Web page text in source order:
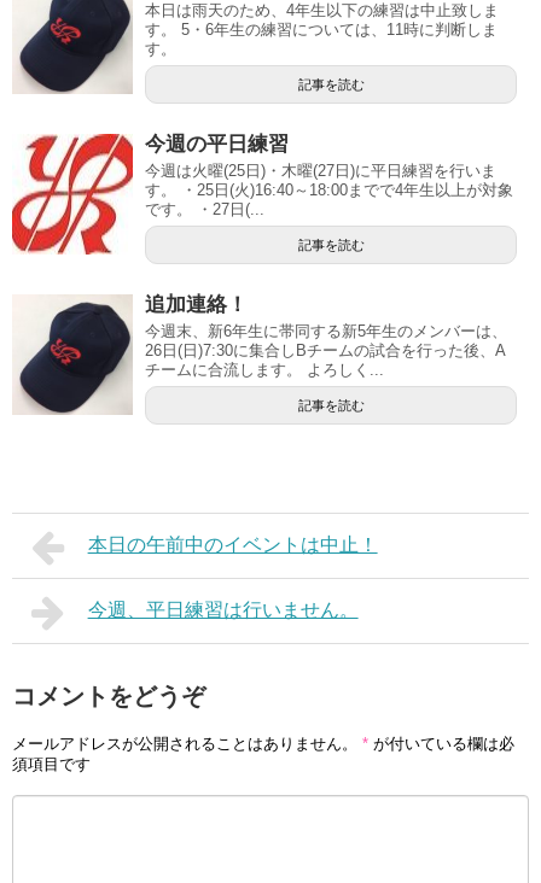
本日は雨天のため、4年生以下の練習は中止致しま
す。 5・6年生の練習については、11時に判断しま
す。
記事を読む
今週の平日練習
今週は火曜(25日)・木曜(27日)に平日練習を行いま
す。 ・25日(火)16:40～18:00までで4年生以上が対象
です。 ・27日(...
記事を読む
追加連絡！
今週末、新6年生に帯同する新5年生のメンバーは、
26日(日)7:30に集合しBチームの試合を行った後、A
チームに合流します。 よろしく...
記事を読む
本日の午前中のイベントは中止！
今週、平日練習は行いません。
コメントをどうぞ
メールアドレスが公開されることはありません。 * が付いている欄は必
須項目です